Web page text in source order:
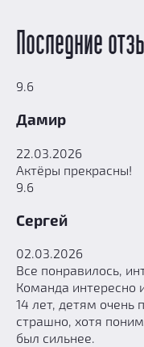
Последние
9.6
Дамир
22.03.2026
Актёры прекрасны!
9.6
Cергей
02.03.2026
Все понравилось,
Команда интересно
14 лет, детям очень
страшно, хотя
был сильнее.